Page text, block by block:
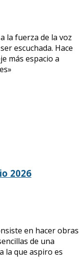
la fuerza de la voz
escuchada. Hace
más espacio a
2026
en hacer obras
de una
la que aspiro es